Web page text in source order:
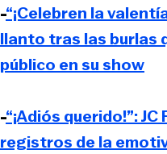
-“¡Celebren la
llanto tras las burlas
público en su show
-“¡Adiós querido!”:
registros de la